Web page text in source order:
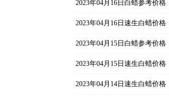
2023年04月16日白蜡参考价格
2023年04月16日速生白蜡价格
2023年04月15日白蜡参考价格
2023年04月15日速生白蜡价格
2023年04月14日速生白蜡价格